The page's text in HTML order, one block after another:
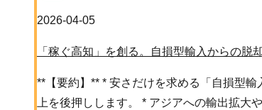
2026-04-05
「稼ぐ高知」を創る。自損型輸入からの脱
**【要約】** * 安さだけを求める「自損型
上を後押しします。 * アジアへの輸出拡大